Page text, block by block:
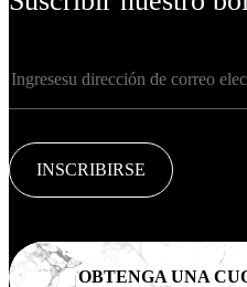
INSCRIBIRSE
OBTENGA UNA